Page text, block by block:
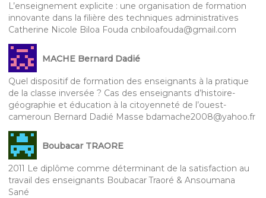
L’enseignement explicite : une organisation de formation
innovante dans la filière des techniques administratives
Catherine Nicole Biloa Fouda cnbiloafouda@gmail.com
MACHE Bernard Dadié
Quel dispositif de formation des enseignants à la pratique
de la classe inversée ? Cas des enseignants d’histoire-
géographie et éducation à la citoyenneté de l’ouest-
cameroun Bernard Dadié Masse bdamache2008@yahoo.fr
Boubacar TRAORE
2011 Le diplôme comme déterminant de la satisfaction au
travail des enseignants Boubacar Traoré & Ansoumana
Sané